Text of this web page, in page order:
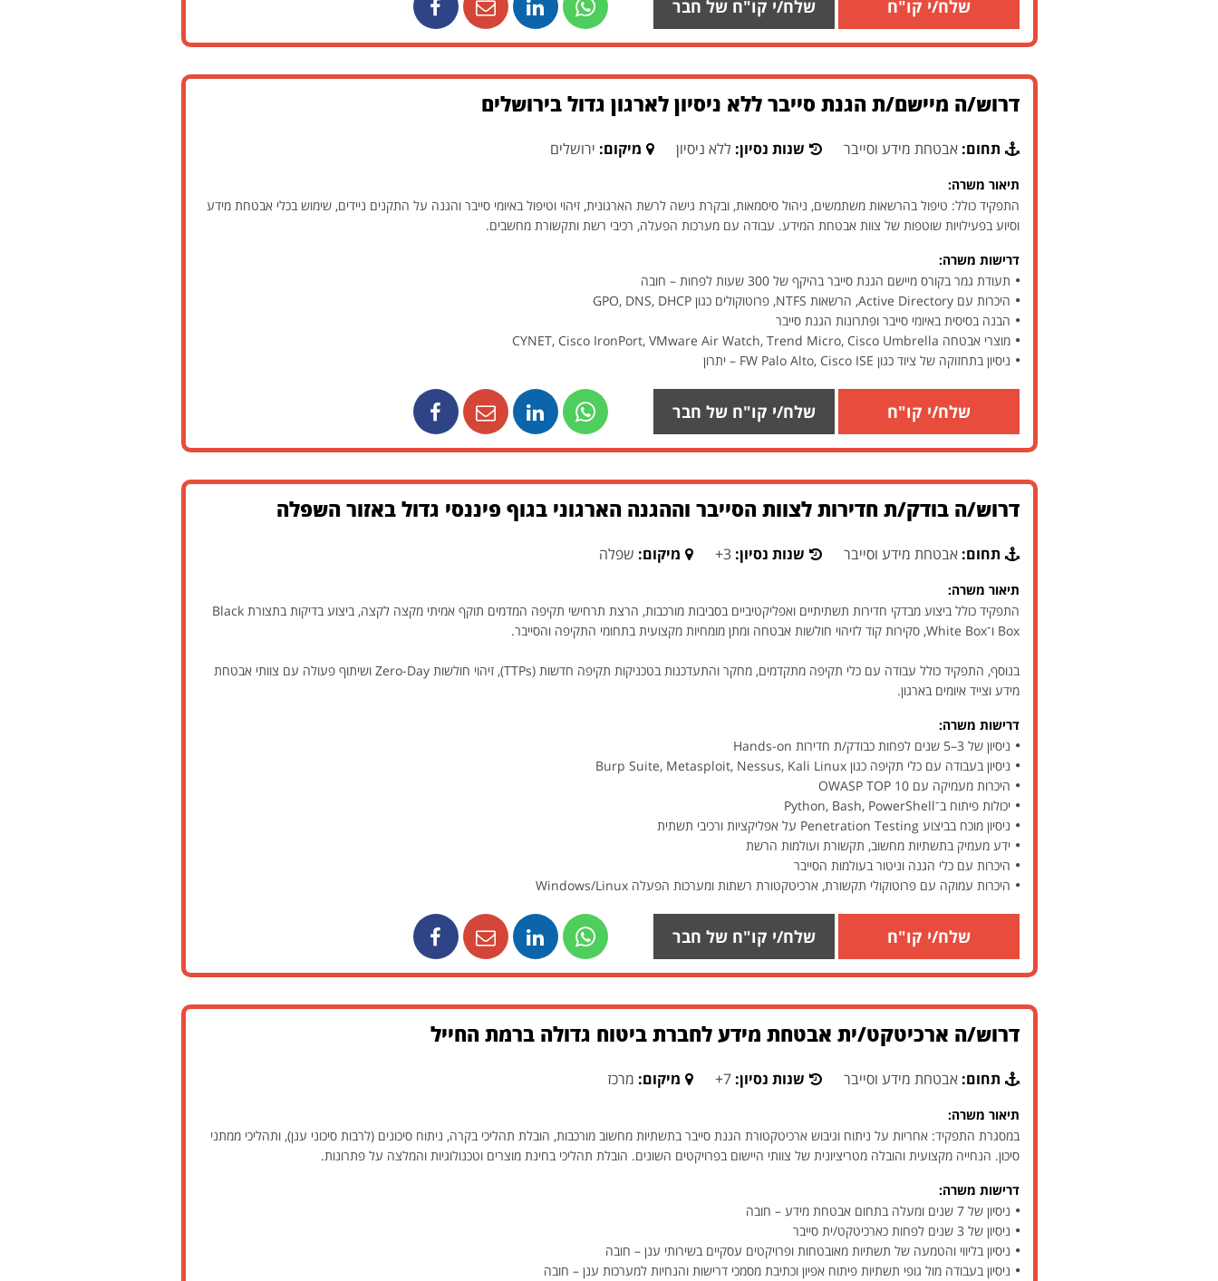
שלח/י קו"ח שלח/י קו"ח של חבר
דרוש/ה מיישם/ת הגנת סייבר ללא ניסיון לארגון גדול בירושלים
תחום:אבטחת מידע וסייבר שנות נסיון:ללא ניסיון מיקום: ירושלים
תיאור משרה:
התפקיד כולל: טיפול בהרשאות משתמשים, ניהול סיסמאות, ובקרת גישה לרשת הארגונית, זיהוי וטיפול באיומי סייבר והגנה על התקנים ניידים, שימוש בכלי אבטחת מידע
וסיוע בפעילויות שוטפות של צוות אבטחת המידע. עבודה עם מערכות הפעלה, רכיבי רשת ותקשורת מחשבים.
דרישות משרה:
תעודת גמר בקורס מיישם הגנת סייבר בהיקף של 300 שעות לפחות – חובה
היכרות עם Active Directory, הרשאות NTFS, פרוטוקולים כגון GPO, DNS, DHCP
הבנה בסיסית באיומי סייבר ופתרונות הגנת סייבר
מוצרי אבטחה CYNET, Cisco IronPort, VMware Air Watch, Trend Micro, Cisco Umbrella
ניסיון בתחזוקה של ציוד כגון FW Palo Alto, Cisco ISE – יתרון
שלח/י קו"ח שלח/י קו"ח של חבר
דרוש/ה בודק/ת חדירות לצוות הסייבר וההגנה הארגוני בגוף פיננסי גדול באזור השפלה
תחום:אבטחת מידע וסייבר שנות נסיון:3+ מיקום: שפלה
תיאור משרה:
התפקיד כולל ביצוע מבדקי חדירות תשתיתיים ואפליקטיביים בסביבות מורכבות, הרצת תרחישי תקיפה המדמים תוקף אמיתי מקצה לקצה, ביצוע בדיקות בתצורת Black
Box ו־White Box, סקירות קוד לזיהוי חולשות אבטחה ומתן מומחיות מקצועית בתחומי התקיפה והסייבר.
בנוסף, התפקיד כולל עבודה עם כלי תקיפה מתקדמים, מחקר והתעדכנות בטכניקות תקיפה חדשות (TTPs), זיהוי חולשות Zero-Day ושיתוף פעולה עם צוותי אבטחת
מידע וצייד איומים בארגון.
דרישות משרה:
ניסיון של 3–5 שנים לפחות כבודק/ת חדירות Hands-on
ניסיון בעבודה עם כלי תקיפה כגון Burp Suite, Metasploit, Nessus, Kali Linux
היכרות מעמיקה עם OWASP TOP 10
יכולות פיתוח ב־Python, Bash, PowerShell
ניסיון מוכח בביצוע Penetration Testing על אפליקציות ורכיבי תשתית
ידע מעמיק בתשתיות מחשוב, תקשורת ועולמות הרשת
היכרות עם כלי הגנה וניטור בעולמות הסייבר
היכרות עמוקה עם פרוטוקולי תקשורת, ארכיטקטורת רשתות ומערכות הפעלה Windows/Linux
שלח/י קו"ח שלח/י קו"ח של חבר
דרוש/ה ארכיטקט/ית אבטחת מידע לחברת ביטוח גדולה ברמת החייל
תחום:אבטחת מידע וסייבר שנות נסיון:7+ מיקום: מרכז
תיאור משרה:
במסגרת התפקיד: אחריות על ניתוח וגיבוש ארכיטקטורת הגנת סייבר בתשתיות מחשוב מורכבות, הובלת תהליכי בקרה, ניתוח סיכונים (לרבות סיכוני ענן), ותהליכי ממתני
סיכון. הנחייה מקצועית והובלה מטריציונית של צוותי היישום בפרויקטים השונים. הובלת תהליכי בחינת מוצרים וטכנולוגיות והמלצה על פתרונות.
דרישות משרה:
ניסיון של 7 שנים ומעלה בתחום אבטחת מידע – חובה
ניסיון של 3 שנים לפחות כארכיטקט/ית סייבר
ניסיון בליווי והטמעה של תשתיות מאובטחות ופרויקטים עסקיים בשירותי ענן – חובה
ניסיון בעבודה מול גופי תשתיות פיתוח אפיון וכתיבת מסמכי דרישות והנחיות למערכות ענן – חובה